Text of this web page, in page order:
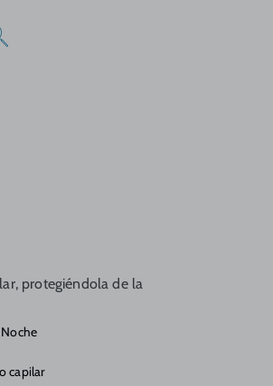
protegiéndola de la
capilar